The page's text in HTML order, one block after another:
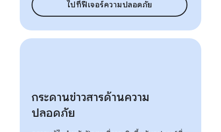
ไปที่ฟีเจอร์ความปลอดภัย
กระดานข่าวสารด้านความ
ปลอดภัย